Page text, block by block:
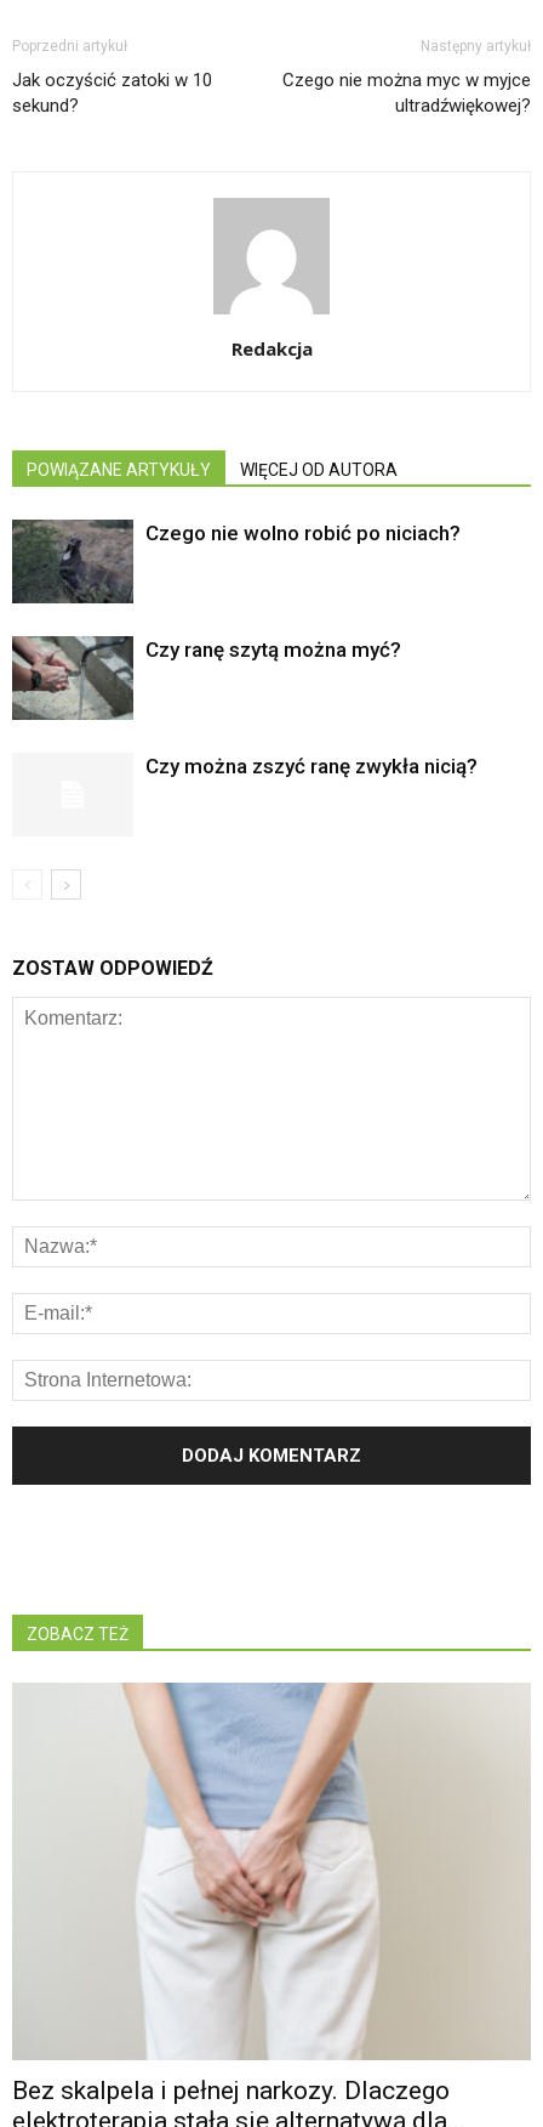
Poprzedni artykuł
Jak oczyścić zatoki w 10
sekund?
Następny artykuł
Czego nie można myc w myjce
ultradźwiękowej?
Redakcja
POWIĄZANE ARTYKUŁY WIĘCEJ OD AUTORA
Czego nie wolno robić po niciach?
Czy ranę szytą można myć?
Czy można zszyć ranę zwykła nicią?
ZOSTAW ODPOWIEDŹ
ZOBACZ TEŻ
Bez skalpela i pełnej narkozy. Dlaczego
elektroterapia stała się alternatywą dla...